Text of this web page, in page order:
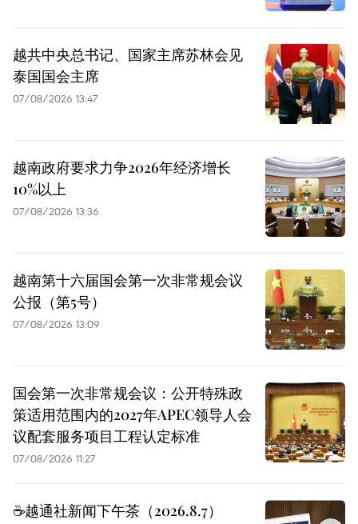
越共中央总书记、国家主席苏林会见
泰国国会主席
07/08/2026 13:47
越南政府要求力争2026年经济增长
10%以上
07/08/2026 13:36
越南第十六届国会第一次非常规会议
公报（第5号）
07/08/2026 13:09
国会第一次非常规会议：公开特殊政
策适用范围内的2027年APEC领导人会
议配套服务项目工程认定标准
07/08/2026 11:27
☕️越通社新闻下午茶（2026.8.7）